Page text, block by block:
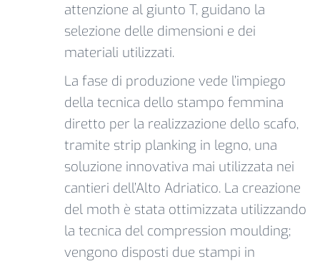
attenzione al giunto T, guidano la
selezione delle dimensioni e dei
materiali utilizzati.
La fase di produzione vede l’impiego
della tecnica dello stampo femmina
diretto per la realizzazione dello scafo,
tramite strip planking in legno, una
soluzione innovativa mai utilizzata nei
cantieri dell’Alto Adriatico. La creazione
del moth è stata ottimizzata utilizzando
la tecnica del compression moulding;
vengono disposti due stampi in